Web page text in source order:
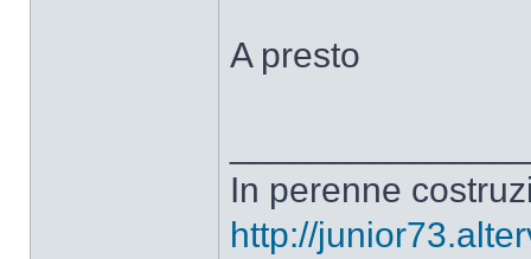
A presto
In perenne
http://